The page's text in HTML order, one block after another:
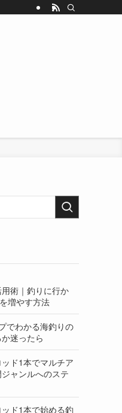
用術｜釣りに行か
増やす方法
でわかる海釣りの
迷ったら
ド1本でマルチア
ャンルへのステ
ド1本で始める釣